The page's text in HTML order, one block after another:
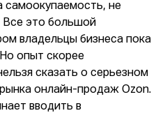
самоокупаемость, не
Все это большой
владельцы бизнеса пока
опыт скорее
сказать о серьезном
онлайн-продаж Ozon.
вводить в